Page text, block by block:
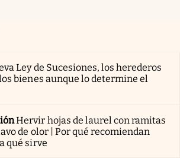
Ley de Sucesiones, los herederos
bienes aunque lo determine el
Hervir hojas de laurel con ramitas
de olor | Por qué recomiendan
qué sirve